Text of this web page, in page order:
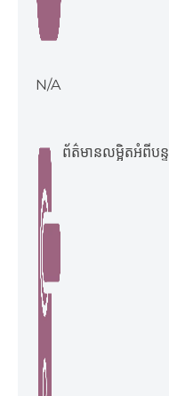
N/A
ព័ត៌មានលម្អិតអំពីបន្